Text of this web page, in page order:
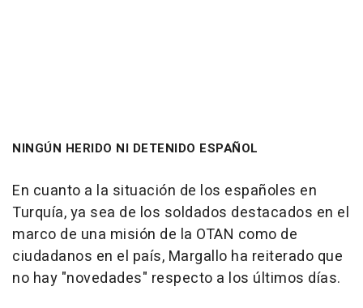
NINGÚN HERIDO NI DETENIDO ESPAÑOL
En cuanto a la situación de los españoles en
Turquía, ya sea de los soldados destacados en el
marco de una misión de la OTAN como de
ciudadanos en el país, Margallo ha reiterado que
no hay "novedades" respecto a los últimos días.